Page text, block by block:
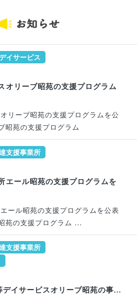
イサービス
オリーブ昭苑の支援プログラム
リーブ昭苑の支援プログラムを公
苑の支援プログラム
支援事業所
エール昭苑の支援プログラムを
ール昭苑の支援プログラムを公表
の支援プログラム ...
支援事業所
イサービスオリーブ昭苑の事...